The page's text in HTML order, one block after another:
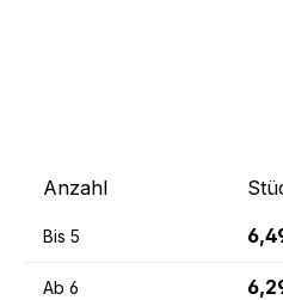
Anzahl
Bis 5
Ab 6